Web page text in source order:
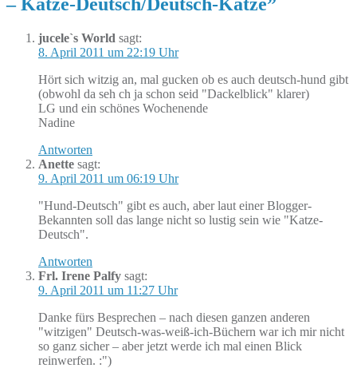
jucele`s World sagt:
8. April 2011 um 22:19 Uhr
Hört sich witzig an, mal gucken ob es auch deutsch-hund gibt
(obwohl da seh ch ja schon seid "Dackelblick" klarer)
LG und ein schönes Wochenende
Nadine
Antworten
Anette sagt:
9. April 2011 um 06:19 Uhr
"Hund-Deutsch" gibt es auch, aber laut einer Blogger-
Bekannten soll das lange nicht so lustig sein wie "Katze-
Deutsch".
Antworten
Frl. Irene Palfy sagt:
9. April 2011 um 11:27 Uhr
Danke fürs Besprechen – nach diesen ganzen anderen
"witzigen" Deutsch-was-weiß-ich-Büchern war ich mir nicht
so ganz sicher – aber jetzt werde ich mal einen Blick
reinwerfen. :")